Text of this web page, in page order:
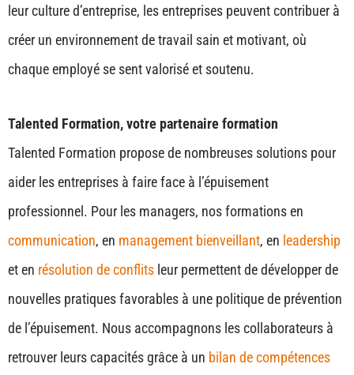
leur culture d’entreprise, les entreprises peuvent contribuer à
créer un environnement de travail sain et motivant, où
chaque employé se sent valorisé et soutenu.
Talented Formation, votre partenaire formation
Talented Formation propose de nombreuses solutions pour
aider les entreprises à faire face à l’épuisement
professionnel. Pour les managers, nos formations en
communication, en management bienveillant, en leadership
et en résolution de conflits leur permettent de développer de
nouvelles pratiques favorables à une politique de prévention
de l’épuisement. Nous accompagnons les collaborateurs à
retrouver leurs capacités grâce à un bilan de compétences